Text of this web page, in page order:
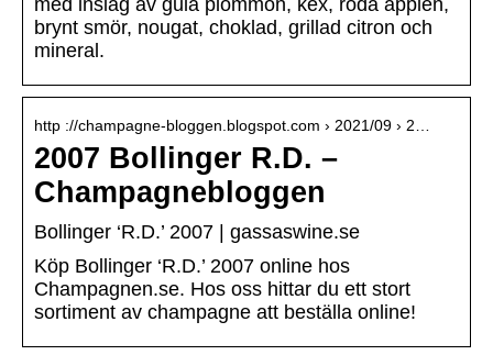
med inslag av gula plommon, kex, röda äpplen,
brynt smör, nougat, choklad, grillad citron och
mineral.
http ://champagne-bloggen.blogspot.com › 2021/09 › 2…
2007 Bollinger R.D. –
Champagnebloggen
Bollinger ‘R.D.’ 2007 | gassaswine.se
Köp Bollinger ‘R.D.’ 2007 online hos
Champagnen.se. Hos oss hittar du ett stort
sortiment av champagne att beställa online!